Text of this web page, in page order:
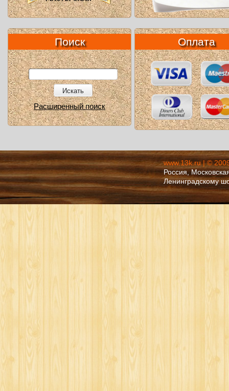
Поиск
Искать
Расширенный поиск
Оплата
www.13k.ru | ©
Россия,
Ленинградскому